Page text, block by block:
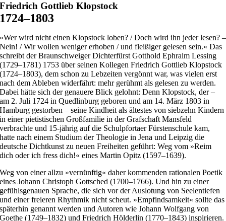
Friedrich Gottlieb Klopstock
1724–1803
»Wer wird nicht einen Klopstock loben? / Doch wird ihn jeder lesen? –
Nein! / Wir wollen weniger erhoben / und fleißiger gelesen sein.« Das
schreibt der Braunschweiger Dichterfürst Gotthold Ephraim Lessing
(1729–1781) 1753 über seinen Kollegen Friedrich Gottlieb Klopstock
(1724–1803), dem schon zu Lebzeiten vergönnt war, was vielen erst
nach dem Ableben widerfährt: mehr gerühmt als gelesen zu werden.
Dabei hätte sich der genauere Blick gelohnt: Denn Klopstock, der –
am 2. Juli 1724 in Quedlinburg geboren und am 14. März 1803 in
Hamburg gestorben – seine Kindheit als ältestes von siebzehn Kindern
in einer pietistischen Großfamilie in der Grafschaft Mansfeld
verbrachte und 15-jährig auf die Schulpfortaer Fürstenschule kam,
hatte nach einem Studium der Theologie in Jena und Leipzig die
deutsche Dichtkunst zu neuen Freiheiten geführt: Weg vom »Reim
dich oder ich fress dich!« eines Martin Opitz (1597–1639).
Weg von einer allzu »vernünftig« daher kommenden rationalen Poetik
eines Johann Christoph Gottsched (1700–1766). Und hin zu einer
gefühlsgenauen Sprache, die sich vor der Auslotung von Seelentiefen
und einer freieren Rhythmik nicht scheut. »Empfindsamkeit« sollte das
späterhin genannt werden und Autoren wie Johann Wolfgang von
Goethe (1749–1832) und Friedrich Hölderlin (1770–1843) inspirieren.